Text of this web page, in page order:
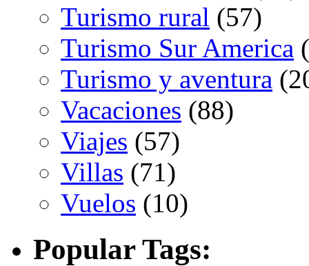
Turismo rural (57)
Turismo Sur America
Turismo y aventura
Vacaciones (88)
Viajes (57)
Villas (71)
Vuelos (10)
Popular Tags: